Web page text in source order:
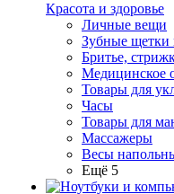
Красота и здоровье
Личные вещи
Зубные щетки
Бритье,
Медицинское
Товары для
Часы
Товары для
Массажеры
Весы
Ещё 5